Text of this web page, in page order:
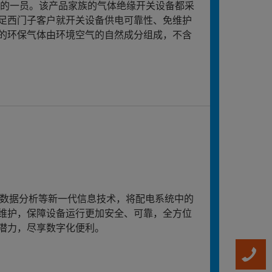
一员。该产品家族的气体绝缘开关设备都采
西门子客户就开关设备供电可靠性、免维护
环保气体由环境空气的自然成分组成，不含
据分析等新一代信息技术，将配电系统中的
护，保障设备运行更加安全、可靠，全方位
，尽享数字化便利。